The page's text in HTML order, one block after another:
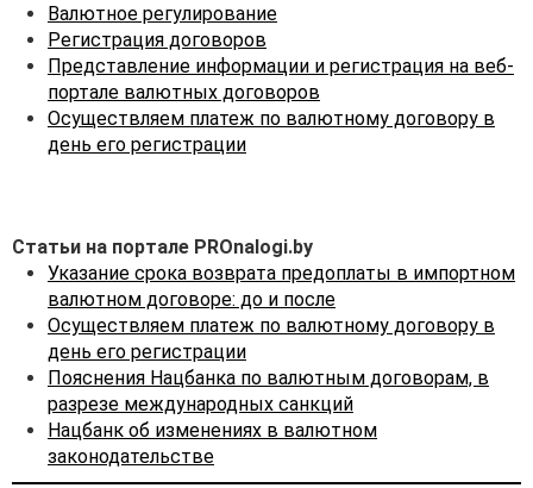
о валютном регулировании.
В ч. 2
о валютном регулировании
установлено, что валютные
договоры, заключаемые
нерезидентами по:
· оплате переданных
нерезиденту товаров,
исключительных прав на
объекты интеллектуальной
собственности,
Валютное регулирование
Регистрация договоров
Представление информации и регистрация на веб-
портале валютных договоров
Осуществляем платеж по валютному договору в
день его регистрации
Статьи на портале PROnalogi.by
Указание срока возврата предоплаты в импортном
валютном договоре: до и после
Осуществляем платеж по валютному договору в
день его регистрации
Пояснения Нацбанка по валютным договорам, в
разрезе международных санкций
Нацбанк об изменениях в валютном
законодательстве